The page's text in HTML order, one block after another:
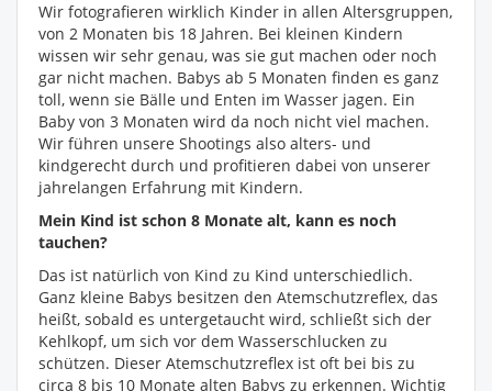
Wir fotografieren wirklich Kinder in allen Altersgruppen,
von 2 Monaten bis 18 Jahren. Bei kleinen Kindern
wissen wir sehr genau, was sie gut machen oder noch
gar nicht machen. Babys ab 5 Monaten finden es ganz
toll, wenn sie Bälle und Enten im Wasser jagen. Ein
Baby von 3 Monaten wird da noch nicht viel machen.
Wir führen unsere Shootings also alters- und
kindgerecht durch und profitieren dabei von unserer
jahrelangen Erfahrung mit Kindern.
Mein Kind ist schon 8 Monate alt, kann es noch
tauchen?
Das ist natürlich von Kind zu Kind unterschiedlich.
Ganz kleine Babys besitzen den Atemschutzreflex, das
heißt, sobald es untergetaucht wird, schließt sich der
Kehlkopf, um sich vor dem Wasserschlucken zu
schützen. Dieser Atemschutzreflex ist oft bei bis zu
circa 8 bis 10 Monate alten Babys zu erkennen. Wichtig